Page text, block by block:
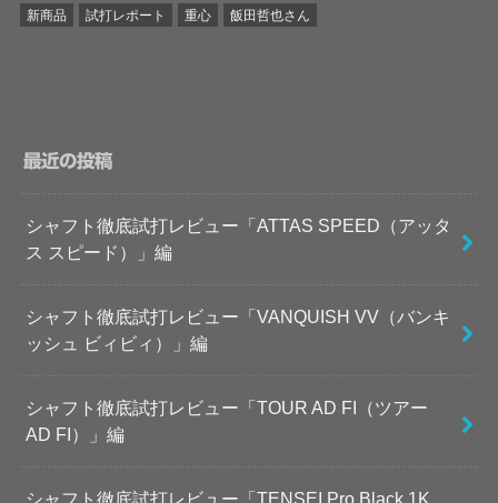
新商品
試打レポート 重心 飯田哲也さん
最近の投稿
シャフト徹底試打レビュー「ATTAS SPEED（アッタ
ス スピード）」編
シャフト徹底試打レビュー「VANQUISH VV（バンキ
ッシュ ビィビィ）」編
シャフト徹底試打レビュー「TOUR AD FI（ツアー
AD FI）」編
シャフト徹底試打レビュー「TENSEI Pro Black 1K